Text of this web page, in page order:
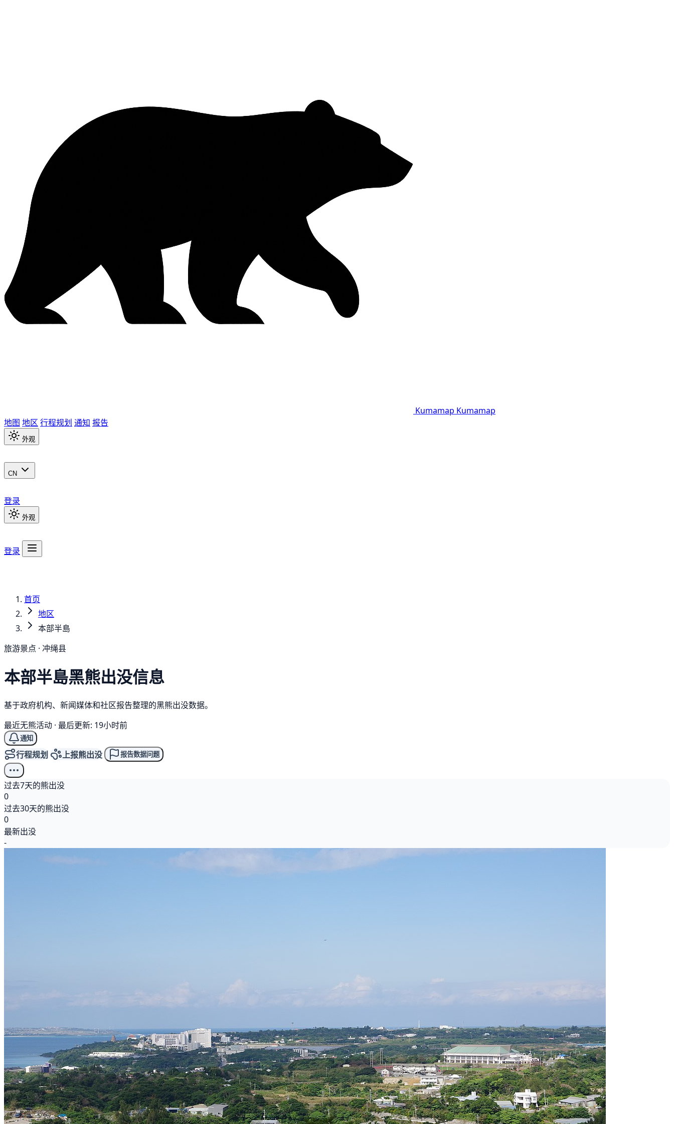
Kumamap Kumamap
地图 地区 行程规划 通知 报告
外观
CN
登录
外观
登录
首页
地区
本部半島
旅游景点 · 冲绳县
本部半島黑熊出没信息
基于政府机构、新闻媒体和社区报告整理的黑熊出没数据。
最近无熊活动 · 最后更新: 19小时前
通知
行程规划 上报熊出没 报告数据问题
过去7天的熊出没
0
过去30天的熊出没
0
最新出没
-